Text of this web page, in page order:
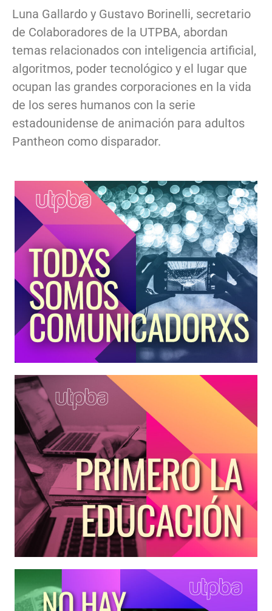
Luna Gallardo y Gustavo Borinelli, secretario
de Colaboradores de la UTPBA, abordan
temas relacionados con inteligencia artificial,
algoritmos, poder tecnológico y el lugar que
ocupan las grandes corporaciones en la vida
de los seres humanos con la serie
estadounidense de animación para adultos
Pantheon como disparador.